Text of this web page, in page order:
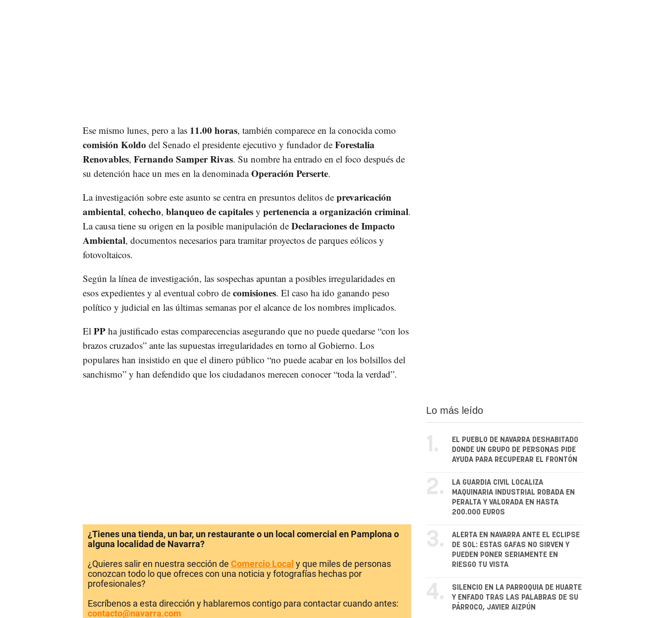
Ese mismo lunes, pero a las 11.00 horas, también comparece en la conocida como
comisión Koldo del Senado el presidente ejecutivo y fundador de Forestalia
Renovables, Fernando Samper Rivas. Su nombre ha entrado en el foco después de
su detención hace un mes en la denominadaOperación Perserte.
La investigación sobre este asunto se centra en presuntos delitos de prevaricación
ambiental, cohecho, blanqueo de capitalesy pertenencia a organización criminal.
La causa tiene su origen en la posible manipulación de Declaraciones de Impacto
Ambiental, documentos necesarios para tramitar proyectos de parques eólicos y
fotovoltaicos.
Según la línea de investigación, las sospechas apuntan a posibles irregularidades en
esos expedientes y al eventual cobro de comisiones. El caso ha ido ganando peso
político y judicial en las últimas semanas por el alcance de los nombres implicados.
El PPha justificado estas comparecencias asegurando que no puede quedarse “con los
brazos cruzados” ante las supuestas irregularidades en torno al Gobierno. Los
populares han insistido en que el dinero público “no puede acabar en los bolsillos del
sanchismo” y han defendido que los ciudadanos merecen conocer “toda la verdad”.
¿Tienes una tienda, un bar, un restaurante o un local comercial en Pamplona o
alguna localidad de Navarra?
¿Quieres salir en nuestra sección de Comercio Local y que miles de personas
conozcan todo lo que ofreces con una noticia y fotografías hechas por
profesionales?
Escríbenos a esta dirección y hablaremos contigo para contactar cuando antes:
contacto@navarra.com
Lo más leído
1.
EL PUEBLO DE NAVARRA DESHABITADO
DONDE UN GRUPO DE PERSONAS PIDE
AYUDA PARA RECUPERAR EL FRONTÓN
2.
LA GUARDIA CIVIL LOCALIZA
MAQUINARIA INDUSTRIAL ROBADA EN
PERALTA Y VALORADA EN HASTA
200.000 EUROS
3.
ALERTA EN NAVARRA ANTE EL ECLIPSE
DE SOL: ESTAS GAFAS NO SIRVEN Y
PUEDEN PONER SERIAMENTE EN
RIESGO TU VISTA
4.
SILENCIO EN LA PARROQUIA DE HUARTE
Y ENFADO TRAS LAS PALABRAS DE SU
PÁRROCO, JAVIER AIZPÚN